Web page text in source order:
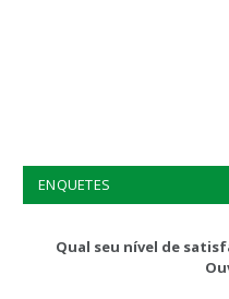
ENQUETES
Qual seu nível de